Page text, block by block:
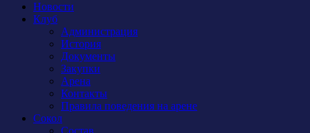
Новости
Клуб
Администрация
История
Документы
Закупки
Арена
Контакты
Правила поведения на арене
Сокол